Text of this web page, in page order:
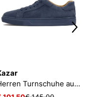
Herren Turnschuhe aus blauem Wildleder